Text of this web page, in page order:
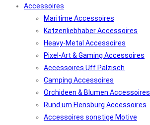
Accessoires
Maritime Accessoires
Katzenliebhaber Accessoires
Heavy-Metal Accessoires
Pixel-Art & Gaming Accessoires
Accessoires Uff Pälzisch
Camping Accessoires
Orchideen & Blumen Accessoires
Rund um Flensburg Accessoires
Accessoires sonstige Motive